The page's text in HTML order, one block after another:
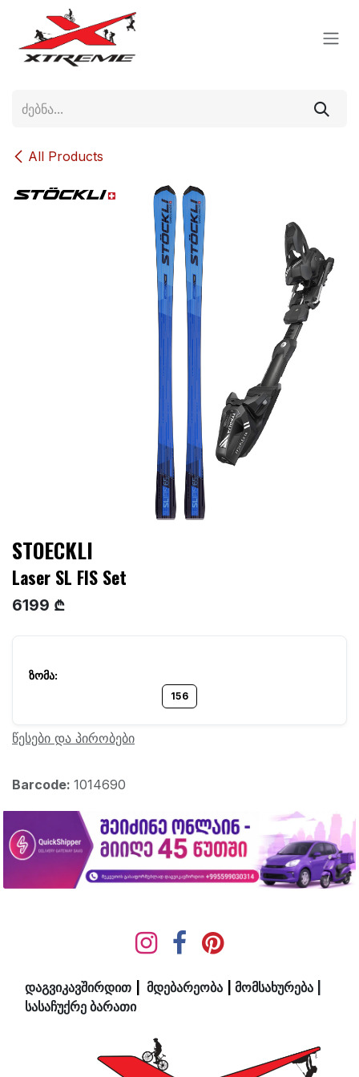
Skip to Content
All Products
STOECKLI
Laser SL FIS Set
6199 ₾
156
წესები და პირობები
Barcode: 1014690
დაგვიკავშირდით მდ​ებ​​არეობა მომსახურება
სასაჩუქრე ბარათი